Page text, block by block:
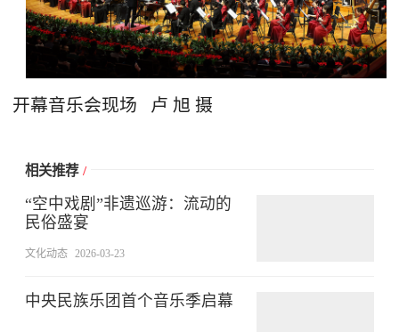
开幕音乐会现场 卢 旭 摄
相关推荐 /
“空中戏剧”非遗巡游：流动的
民俗盛宴
文化动态 2026-03-23
中央民族乐团首个音乐季启幕